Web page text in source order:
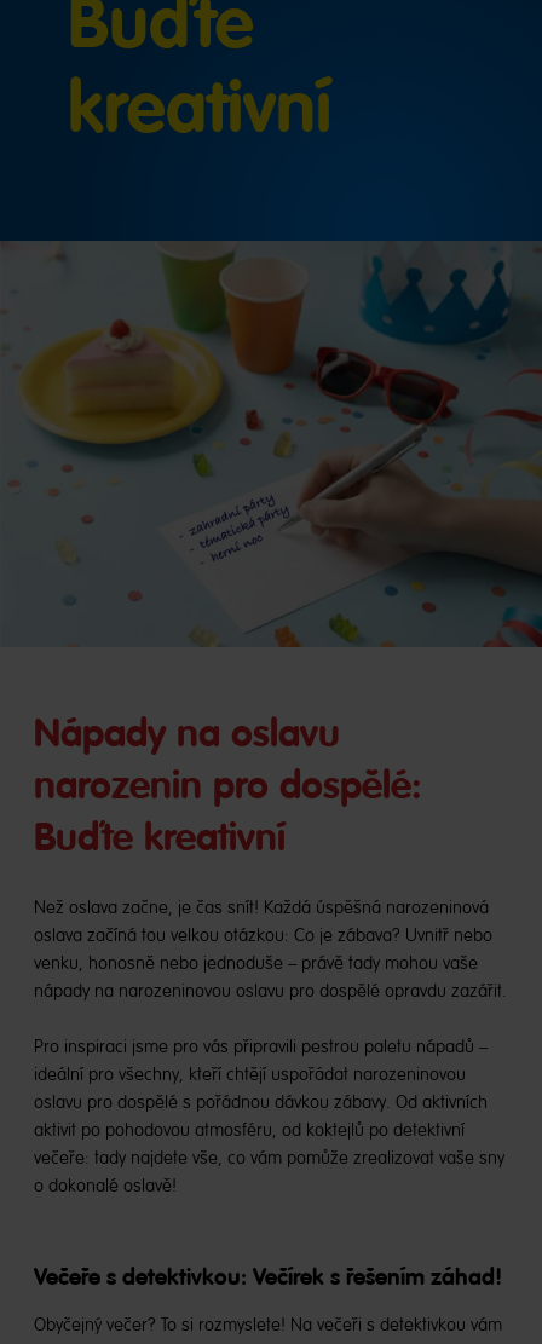
Buďte
kreativní
Nápady na oslavu
narozenin pro dospělé:
Buďte kreativní
Než oslava začne, je čas snít! Každá úspěšná narozeninová
oslava začíná tou velkou otázkou: Co je zábava? Uvnitř nebo
venku, honosně nebo jednoduše – právě tady mohou vaše
nápady na narozeninovou oslavu pro dospělé opravdu zazářit.
Pro inspiraci jsme pro vás připravili pestrou paletu nápadů –
ideální pro všechny, kteří chtějí uspořádat narozeninovou
oslavu pro dospělé s pořádnou dávkou zábavy. Od aktivních
aktivit po pohodovou atmosféru, od koktejlů po detektivní
večeře: tady najdete vše, co vám pomůže zrealizovat vaše sny
o dokonalé oslavě!
Večeře s detektivkou: Večírek s řešením záhad!
Obyčejný večer? To si rozmyslete! Na večeři s detektivkou vám